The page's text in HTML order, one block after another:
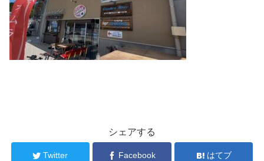
シェアする
Twitter Facebook はてブ